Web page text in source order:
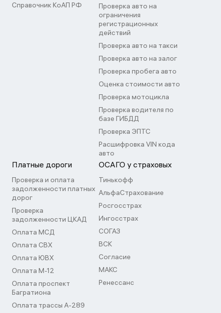
Справочник КоАП РФ
Проверка авто на
ограничения
регистрационных
действий
Проверка авто на такси
Проверка авто на залог
Проверка пробега авто
Оценка стоимости авто
Проверка мотоцикла
Проверка водителя по
базе ГИБДД
Проверка ЭПТС
Расшифровка VIN кода
авто
Платные дороги
Проверка и оплата
задолженности платных
дорог
Проверка
задолженности ЦКАД
Оплата МСД
Оплата СВХ
Оплата ЮВХ
Оплата М-12
Оплата проспект
Багратиона
Оплата трассы А-289
ОСАГО у страховых
Тинькофф
АльфаСтрахование
Росгосстрах
Ингосстрах
СОГАЗ
ВСК
Согласие
МАКС
Ренессанс